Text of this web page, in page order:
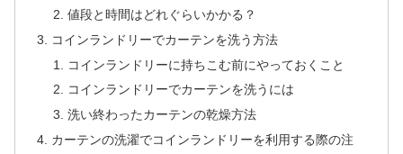
値段と時間はどれぐらいかかる？
コインランドリーでカーテンを洗う方法
コインランドリーに持ちこむ前にやっておくこと
コインランドリーでカーテンを洗うには
洗い終わったカーテンの乾燥方法
カーテンの洗濯でコインランドリーを利用する際の注